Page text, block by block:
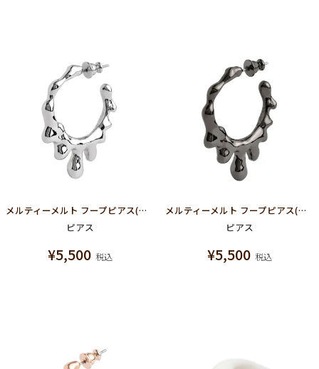
メルティーメルト フープピアス(シルバー)
ピアス
¥5,500 税込
メルティーメルト フープピアス(ブラック)
ピアス
¥5,500 税込